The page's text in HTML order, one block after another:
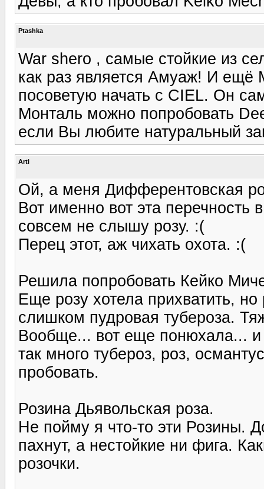
Ptashka
War shero , самые стойкие из
как раз является Амуаж! И ещё
посоветую начать с CIEL. Он
Монталь можно попробовать
если Вы любите натуральный
Arti
Ой, а меня Дифферентовская
Вот именно вот эта перечность
совсем не слышу розу. :(
Перец этот, аж чихать охота. :(
Решила попробовать Кейко
Еще розу хотела прихватить,
слишком пудровая тубероза.
Вообще... вот еще понюхала... и
так много тубероз, роз,
пробовать.
Розина Дьявольская роза.
Не пойму я что-то эти Розины.
пахнут, а нестойкие ни фига.
розочки.